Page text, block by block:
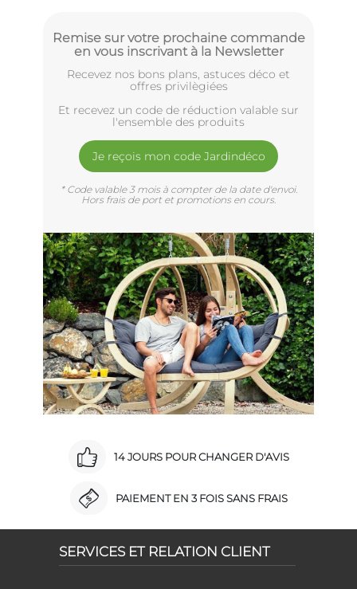
Remise sur votre prochaine commande
en vous inscrivant à la Newsletter
Recevez nos bons plans, astuces déco et
offres privilègiées
Et recevez un code de réduction valable sur
l'ensemble des produits
Je reçois mon code Jardindéco
* Code valable 3 mois à compter de la date d'envoi.
Hors frais de port et promotions en cours.
14 JOURS POUR CHANGER D'AVIS
PAIEMENT EN 3 FOIS SANS FRAIS
SERVICES ET RELATION CLIENT